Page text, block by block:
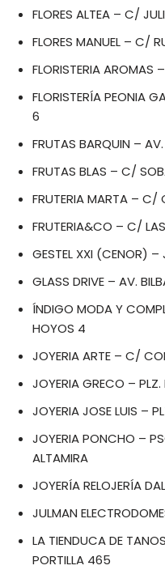
FLORES ALTEA – C/
FLORES MANUEL – C/
FLORISTERIA AROMAS
FLORISTERÍA PEONIA
6
FRUTAS BARQUIN –
FRUTAS BLAS – C/
FRUTERIA MARTA – C/
FRUTERIA&CO – C/
GESTEL XXI (CENOR) –
GLASS DRIVE – AV.
ÍNDIGO MODA Y
HOYOS 4
JOYERIA ARTE – C/
JOYERIA GRECO –
JOYERIA JOSE LUIS –
JOYERIA PONCHO –
ALTAMIRA
JOYERÍA RELOJERÍA
JULMAN
LA TIENDUCA DE
PORTILLA 465